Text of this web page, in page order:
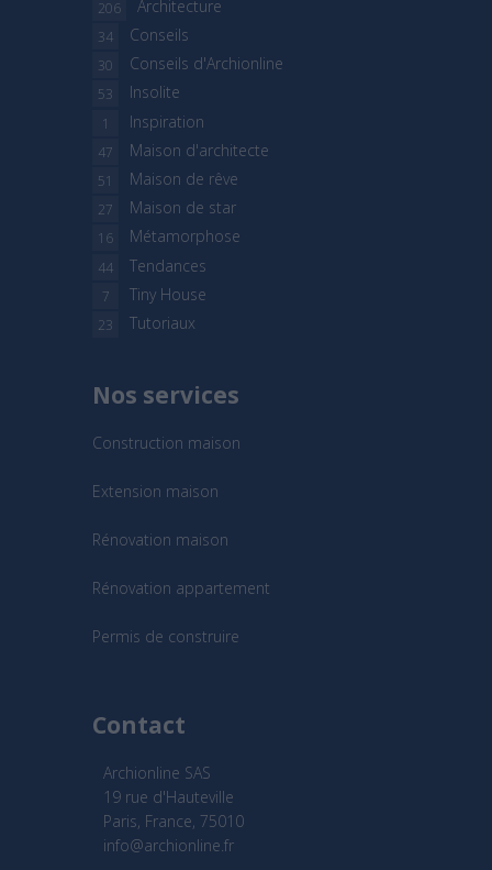
Architecture
206
Conseils
34
Conseils d'Archionline
30
Insolite
53
Inspiration
1
Maison d'architecte
47
Maison de rêve
51
Maison de star
27
Métamorphose
16
Tendances
44
Tiny House
7
Tutoriaux
23
Nos services
Construction maison
Extension maison
Rénovation maison
Rénovation appartement
Permis de construire
Contact
Archionline SAS
19 rue d'Hauteville
Paris, France, 75010
info@archionline.fr